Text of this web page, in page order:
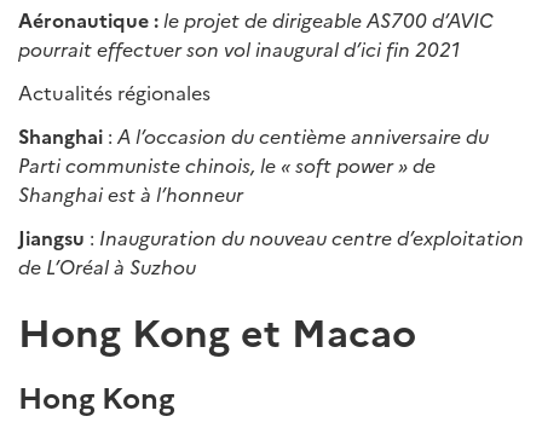
Aéronautique : le projet de dirigeable AS700 d’AVIC
pourrait effectuer son vol inaugural d’ici fin 2021
Actualités régionales
Shanghai : A l’occasion du centième anniversaire du
Parti communiste chinois, le « soft power » de
Shanghai est à l’honneur
Jiangsu : Inauguration du nouveau centre d’exploitation
de L’Oréal à Suzhou
Hong Kong et Macao
Hong Kong